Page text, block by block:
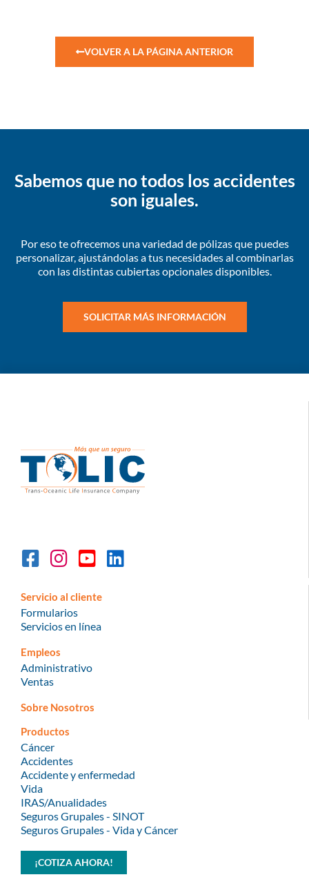
VOLVER A LA PÁGINA ANTERIOR
Sabemos que no todos los accidentes
son iguales.
Por eso te ofrecemos una variedad de pólizas que puedes
personalizar, ajustándolas a tus necesidades al combinarlas
con las distintas cubiertas opcionales disponibles.
SOLICITAR MÁS INFORMACIÓN
Servicio al cliente
Formularios
Servicios en línea
Empleos
Administrativo
Ventas
Sobre Nosotros
Productos
Cáncer
Accidentes
Accidente y enfermedad
Vida
IRAS/Anualidades
Seguros Grupales - SINOT
Seguros Grupales - Vida y Cáncer
¡COTIZA AHORA!